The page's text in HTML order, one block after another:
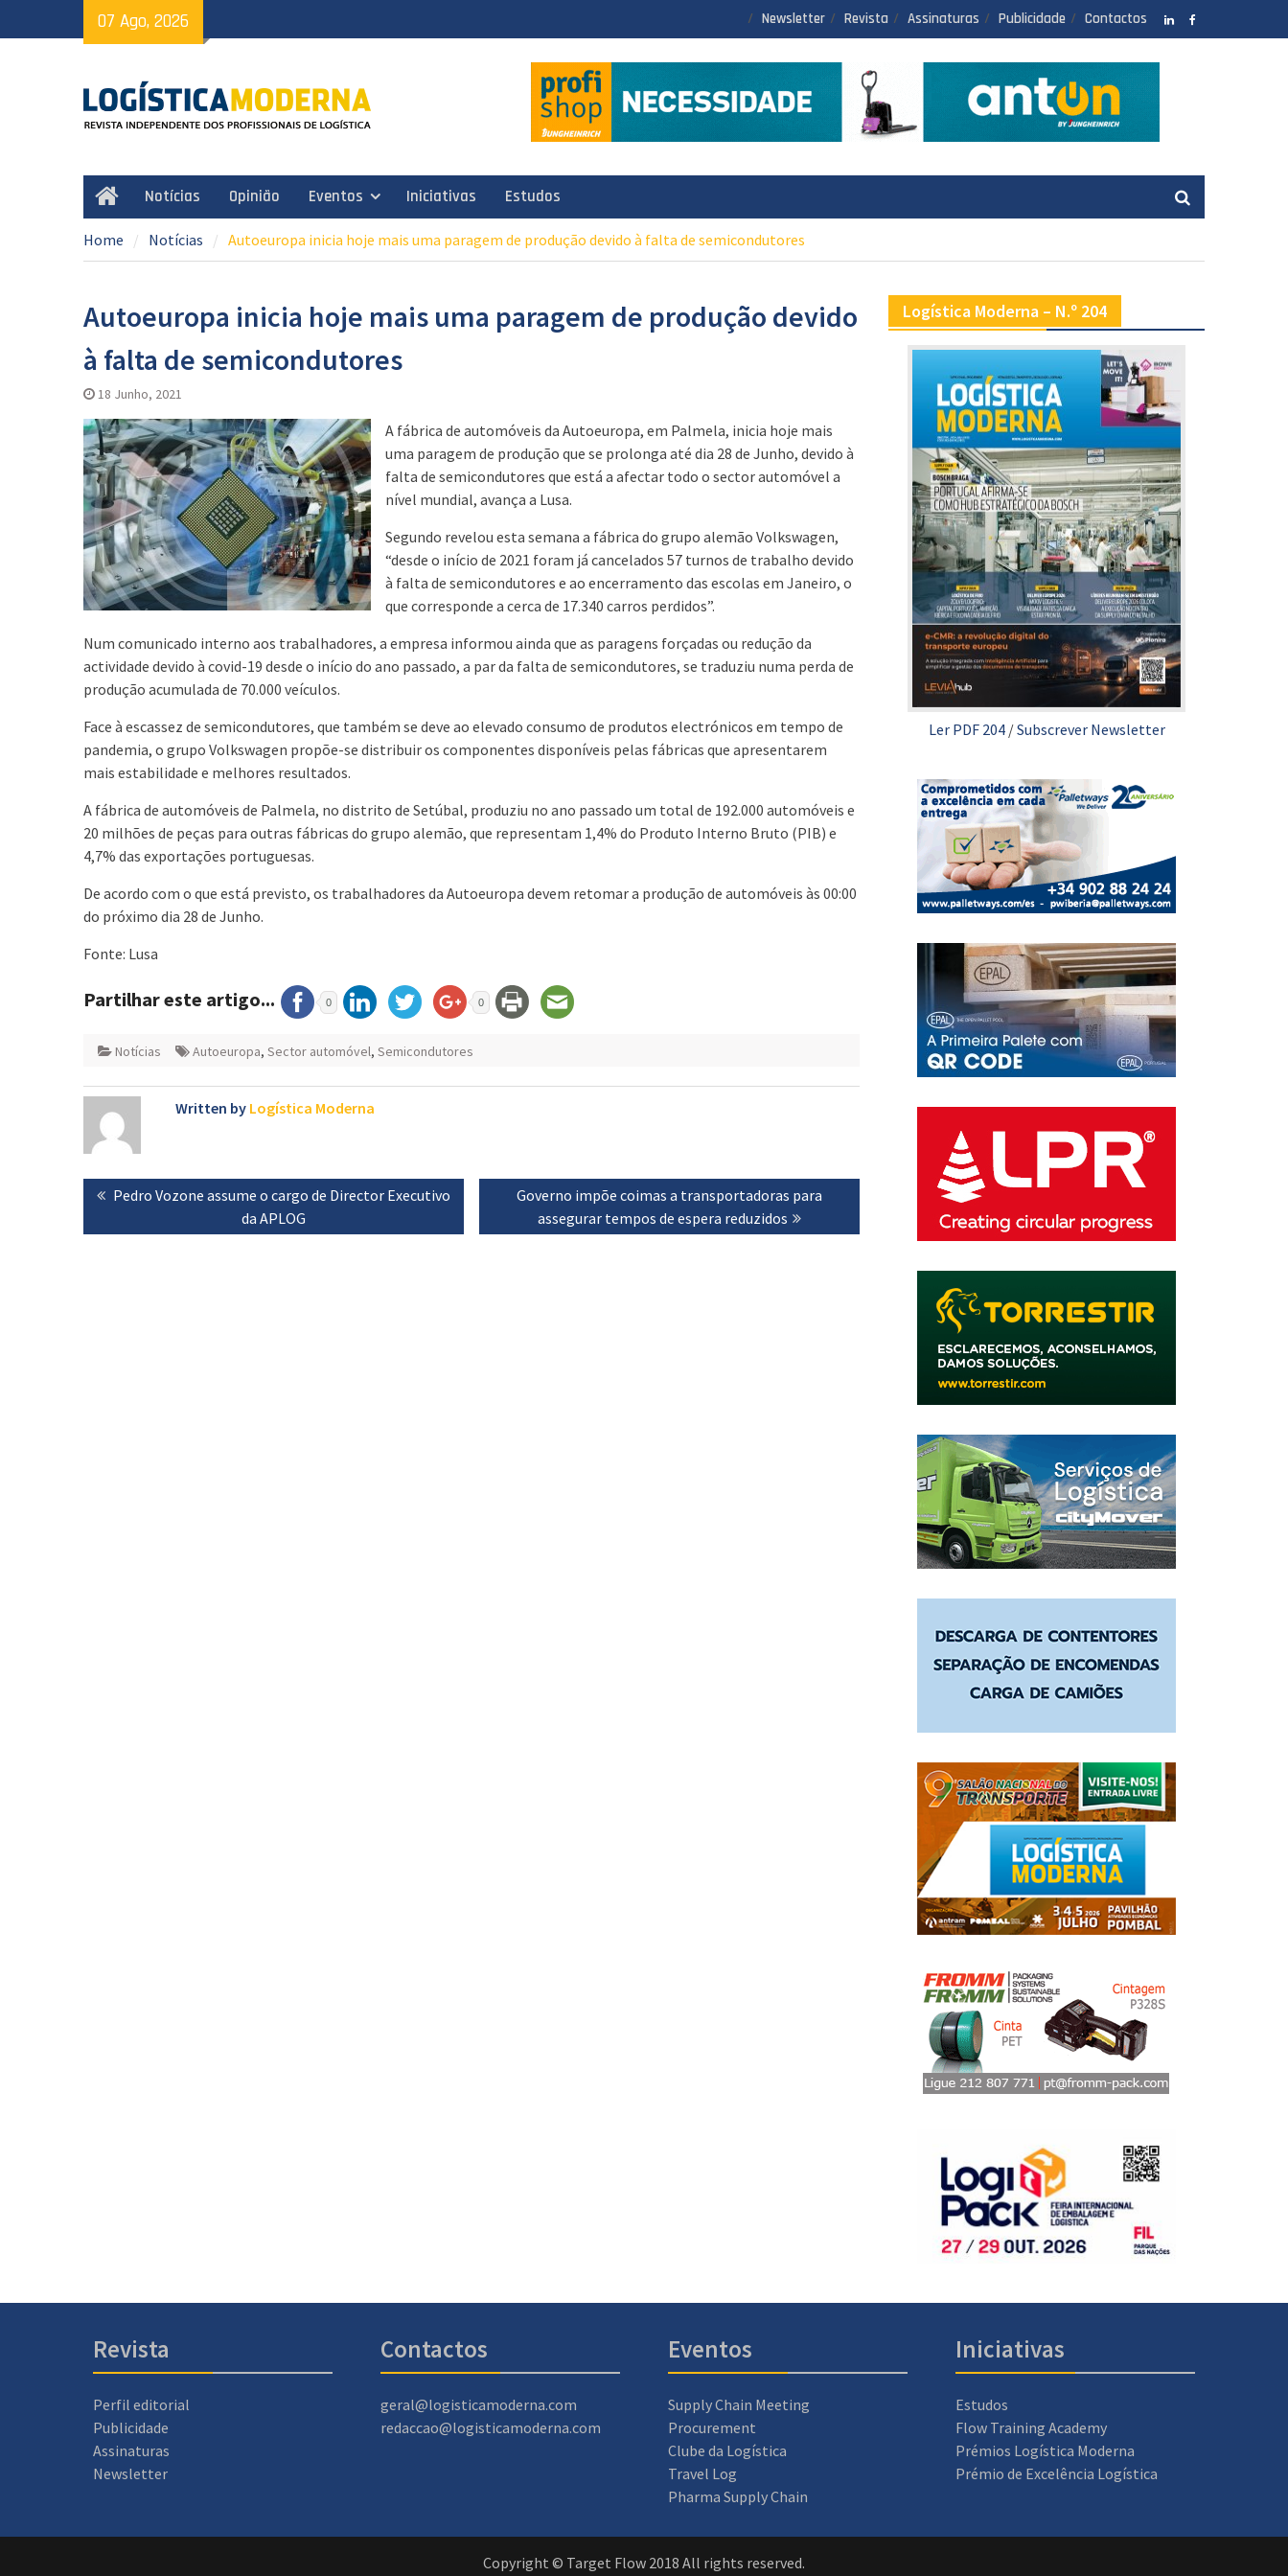
to
07 Ago, 2026 Newsletter Revista Assinaturas Publicidade Contactos
HomeNotícias Opinião Eventos Iniciativas Estudos
Home Notícias Autoeuropa inicia hoje mais uma paragem de produção devido à falta de semicondutores
Autoeuropa inicia hoje mais uma paragem de produção devido
à falta de semicondutores
18 Junho, 2021
A fábrica de automóveis da Autoeuropa, em Palmela, inicia hoje mais
uma paragem de produção que se prolonga até dia 28 de Junho, devido à
falta de semicondutores que está a afectar todo o sector automóvel a
nível mundial, avança a Lusa.
Segundo revelou esta semana a fábrica do grupo alemão Volkswagen,
“desde o início de 2021 foram já cancelados 57 turnos de trabalho devido
à falta de semicondutores e ao encerramento das escolas em Janeiro, o
que corresponde a cerca de 17.340 carros perdidos”.
Num comunicado interno aos trabalhadores, a empresa informou ainda que as paragens forçadas ou redução da
actividade devido à covid-19 desde o início do ano passado, a par da falta de semicondutores, se traduziu numa perda de
produção acumulada de 70.000 veículos.
Face à escassez de semicondutores, que também se deve ao elevado consumo de produtos electrónicos em tempo de
pandemia, o grupo Volkswagen propõe-se distribuir os componentes disponíveis pelas fábricas que apresentarem
mais estabilidade e melhores resultados.
A fábrica de automóveis de Palmela, no distrito de Setúbal, produziu no ano passado um total de 192.000 automóveis e
20 milhões de peças para outras fábricas do grupo alemão, que representam 1,4% do Produto Interno Bruto (PIB) e
4,7% das exportações portuguesas.
De acordo com o que está previsto, os trabalhadores da Autoeuropa devem retomar a produção de automóveis às 00:00
do próximo dia 28 de Junho.
Fonte: Lusa
Partilhar este artigo... 0 0
Notícias Autoeuropa, Sector automóvel, Semicondutores
Written by Logística Moderna
Navegação
de
artigos
Previous
Pedro Vozone assume o cargo de Director Executivo
da APLOG
Next
post:
Governo impõe coimas a transportadoras para
assegurar tempos de espera reduzidos
Logística Moderna – N.º 204
Ler PDF 204/Subscrever Newsletter
Revista
Perfil editorial
Publicidade
Assinaturas
Newsletter
Contactos
geral@logisticamoderna.com
redaccao@logisticamoderna.com
Eventos
Supply Chain Meeting
Procurement
Clube da Logística
Travel Log
Pharma Supply Chain
Iniciativas
Estudos
Flow Training Academy
Prémios Logística Moderna
Prémio de Excelência Logística
Copyright © Target Flow 2018 All rights reserved.